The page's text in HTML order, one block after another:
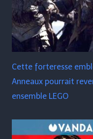
Cette forteresse
Anneaux pourrait
ensemble LEGO